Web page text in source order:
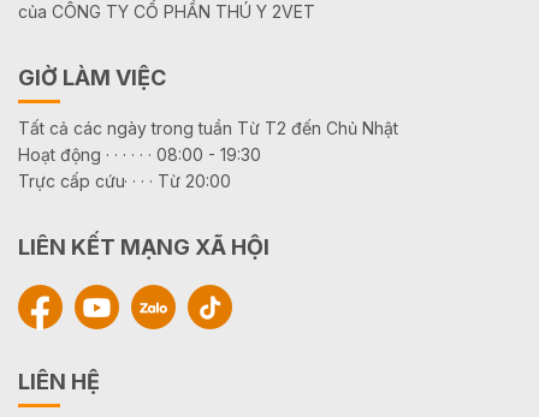
của CÔNG TY CỔ PHẦN THÚ Y 2VET
GIỜ LÀM VIỆC
Tất cả các ngày trong tuần Từ T2 đến Chủ Nhật
Hoạt động · · · · · · 08:00 - 19:30
Trực cấp cứu· · · · Từ 20:00
LIÊN KẾT MẠNG XÃ HỘI
LIÊN HỆ